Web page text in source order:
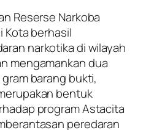
Reserse Narkoba
Kota berhasil
narkotika di wilayah
mengamankan dua
barang bukti,
bentuk
program Astacita
peredaran